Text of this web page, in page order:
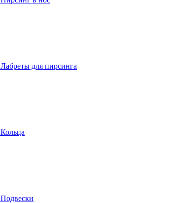
Лабреты для пирсинга
Кольца
Подвески